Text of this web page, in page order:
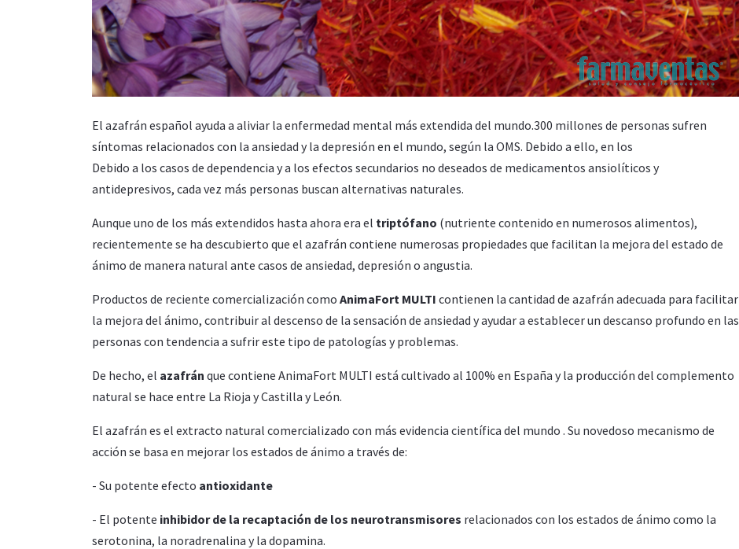
El azafrán español ayuda a aliviar la enfermedad mental más extendida del mundo.300 millones de personas sufren
síntomas relacionados con la ansiedad y la depresión en el mundo, según la OMS. Debido a ello, en los
Debido a los casos de dependencia y a los efectos secundarios no deseados de medicamentos ansiolíticos y
antidepresivos, cada vez más personas buscan alternativas naturales.
Aunque uno de los más extendidos hasta ahora era el triptófano (nutriente contenido en numerosos alimentos),
recientemente se ha descubierto que el azafrán contiene numerosas propiedades que facilitan la mejora del estado de
ánimo de manera natural ante casos de ansiedad, depresión o angustia.
Productos de reciente comercialización como AnimaFort MULTI contienen la cantidad de azafrán adecuada para facilitar
la mejora del ánimo, contribuir al descenso de la sensación de ansiedad y ayudar a establecer un descanso profundo en las
personas con tendencia a sufrir este tipo de patologías y problemas.
De hecho, el azafrán que contiene AnimaFort MULTI está cultivado al 100% en España y la producción del complemento
natural se hace entre La Rioja y Castilla y León.
El azafrán es el extracto natural comercializado con más evidencia científica del mundo . Su novedoso mecanismo de
acción se basa en mejorar los estados de ánimo a través de:
- Su potente efecto antioxidante
- El potente inhibidor de la recaptación de los neurotransmisores relacionados con los estados de ánimo como la
serotonina, la noradrenalina y la dopamina.